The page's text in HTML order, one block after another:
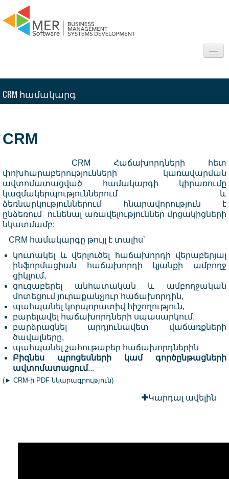
Ոլորտներ
Հարց/Պատասխան
Կապ
CRM համակարգ
CRM
CRM Հաճախորդների հետ
փոխհարաբերությունների կառավարման
ավտոմատացված համակարգի կիրառումը
կազմակերպություններում և
ձեռնարկություններում հնարավորություն է
ընձեռում ունենալ առավելություններ մրցակիցների
նկատմամբ:
CRM համակարգը թույլ է տալիս՝
կուտակել և վերլուծել հաճախորդի վերաբերյալ
ինֆորմացիան հաճախորդի կյանքի ամբողջ
ցիկլում,
ցուցաբերել անհատական և ամբողջական
մոտեցում յուրաքանչյուր հաճախորդին,
պահպանել կորպորատիվ հիշողություն,
բարելավել հաճախորդների սպասարկում,
բարձրացնել արդյունավետ վաճառքների
ծավալները,
պահպանել շահութաբեր հաճախորդներին
Բիզնես պրոցեսների կամ գործընթացների
ավտոմատացում...
(► CRM-ի PDF նկարագրություն)
Կարդալ ավելին